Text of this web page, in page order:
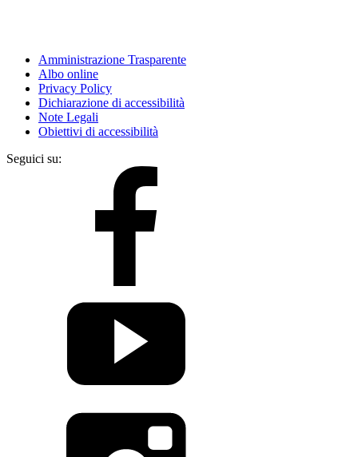
Amministrazione Trasparente
Albo online
Privacy Policy
Dichiarazione di accessibilità
Note Legali
Obiettivi di accessibilità
Seguici su: